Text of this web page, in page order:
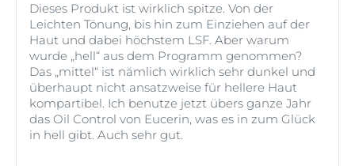
Dieses Produkt ist wirklich spitze. Von der
Leichten Tönung, bis hin zum Einziehen auf der
Haut und dabei höchstem LSF. Aber warum
wurde „hell“ aus dem Programm genommen?
Das „mittel“ ist nämlich wirklich sehr dunkel und
überhaupt nicht ansatzweise für hellere Haut
kompartibel. Ich benutze jetzt übers ganze Jahr
das Oil Control von Eucerin, was es in zum Glück
in hell gibt. Auch sehr gut.